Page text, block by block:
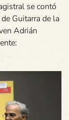
se contó
Guitarra de la
Adrián